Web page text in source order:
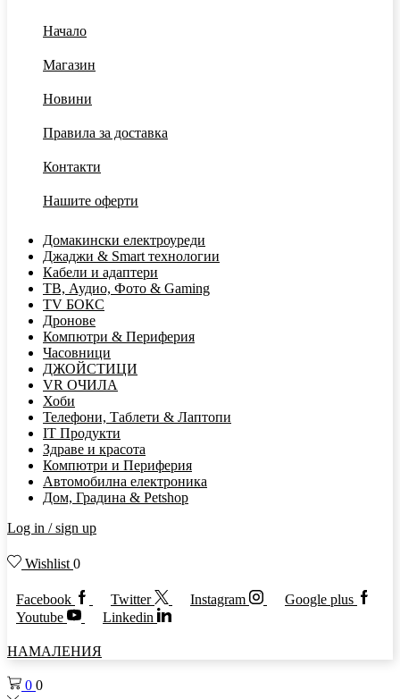
Начало
Магазин
Новини
Правила за доставка
Контакти
Нашите оферти
Домакински електроуреди
Джаджи & Smart технологии
Кабели и адаптери
ТВ, Аудио, Фото & Gaming
TV БОКС
Дронове
Компютри & Периферия
Часовници
ДЖОЙСТИЦИ
VR ОЧИЛА
Хоби
Телефони, Таблети & Лаптопи
IT Продукти
Здраве и красота
Компютри и Периферия
Автомобилна електроника
Дом, Градина & Petshop
Log in / sign up
Wishlist 0
Facebook Twitter Instagram
Google plus
Youtube
Linkedin
НАМАЛЕНИЯ
0 0